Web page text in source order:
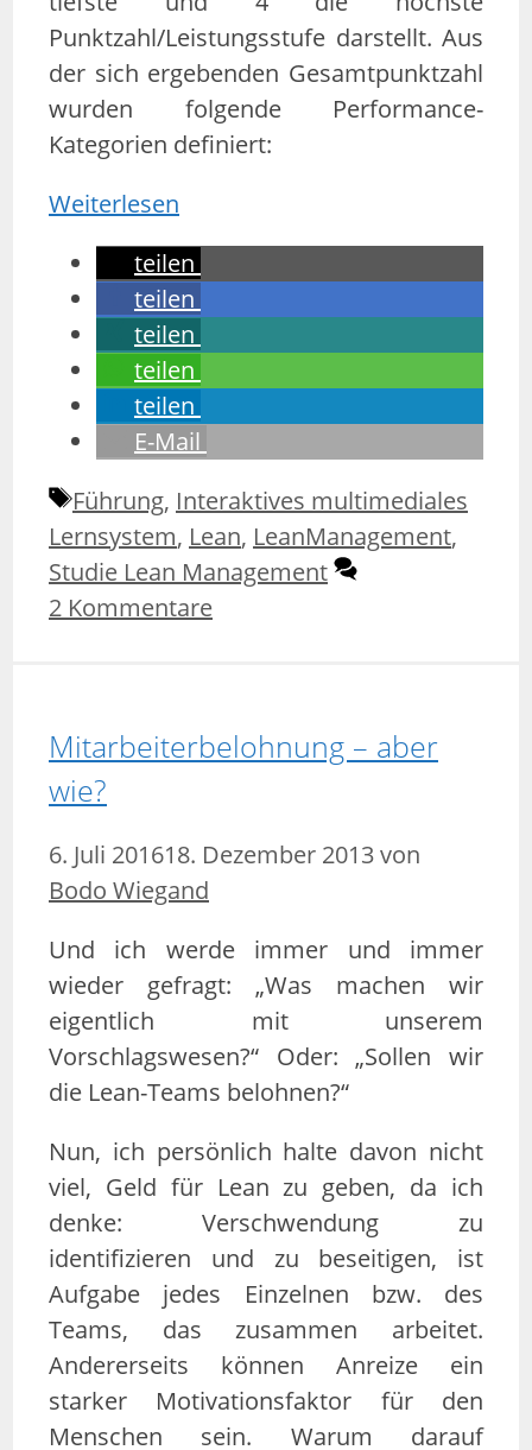
Punktzahl/Leistungsstufe darstellt. Aus
der sich ergebenden Gesamtpunktzahl
wurden folgende Performance-
Kategorien definiert:
Weiterlesen
teilen
teilen
teilen
teilen
teilen
E-Mail
Schlagwörter
Führung, Interaktives multimediales
Lernsystem, Lean, LeanManagement,
Studie Lean Management
2 Kommentare
Mitarbeiterbelohnung – aber
wie?
6. Juli 201618. Dezember 2013von
Bodo Wiegand
Und ich werde immer und immer
wieder gefragt: „Was machen wir
eigentlich mit unserem
Vorschlagswesen?“ Oder: „Sollen wir
die Lean-Teams belohnen?“
Nun, ich persönlich halte davon nicht
viel, Geld für Lean zu geben, da ich
denke: Verschwendung zu
identifizieren und zu beseitigen, ist
Aufgabe jedes Einzelnen bzw. des
Teams, das zusammen arbeitet.
Andererseits können Anreize ein
starker Motivationsfaktor für den
Menschen sein. Warum darauf